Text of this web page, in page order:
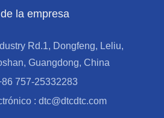
la empresa
Rd.1, Dongfeng, Leliu,
Guangdong, China
757-25332283
: dtc@dtcdtc.com